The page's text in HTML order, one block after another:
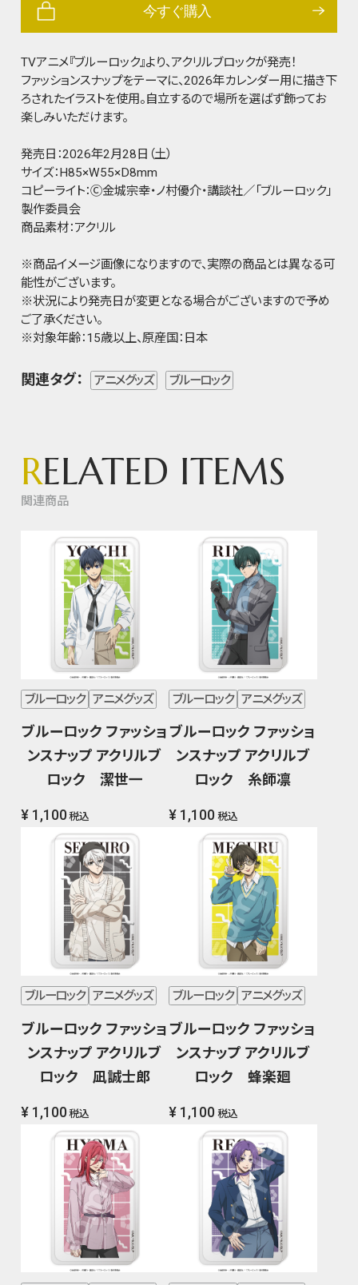
今すぐ購入
TVアニメ『ブルーロック』より、アクリルブロックが発売！
ファッションスナップをテーマに、2026年カレンダー用に描き下
ろされたイラストを使用。自立するので場所を選ばず飾ってお
楽しみいただけます。
発売日：2026年2月28日（土）
サイズ：H85×W55×D8mm
コピーライト：Ⓒ金城宗幸・ノ村優介・講談社／「ブルーロック」
製作委員会
商品素材：アクリル
※商品イメージ画像になりますので、実際の商品とは異なる可
能性がございます。
※状況により発売日が変更となる場合がございますので予め
ご了承ください。
※対象年齢：15歳以上、原産国：日本
関連タグ： アニメグッズ ブルーロック
RELATED ITEMS
関連商品
ブルーロック アニメグッズ
ブルーロック ファッショ
ンスナップ アクリルブ
ロック 潔世一
¥ 1,100 税込
ブルーロック アニメグッズ
ブルーロック ファッショ
ンスナップ アクリルブ
ロック 糸師凛
¥ 1,100 税込
ブルーロック アニメグッズ
ブルーロック ファッショ
ンスナップ アクリルブ
ロック 凪誠士郎
¥ 1,100 税込
ブルーロック アニメグッズ
ブルーロック ファッショ
ンスナップ アクリルブ
ロック 蜂楽廻
¥ 1,100 税込